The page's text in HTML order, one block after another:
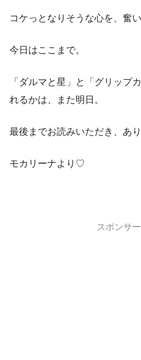
コケっとなりそうな心を、奮
今日はここまで。
「ダルマと星」と「グリップ
れるかは、また明日。
最後までお読みいただき、あ
モカリーナより♡
スポンサ